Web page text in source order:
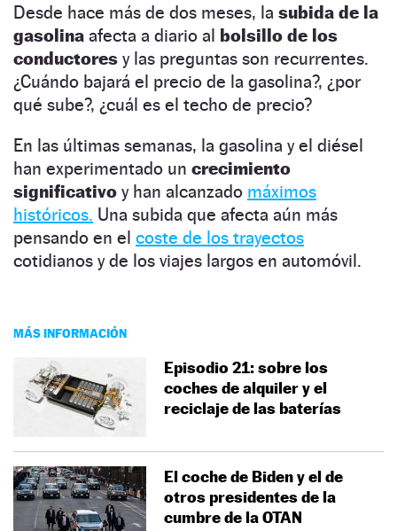
Desde hace más de dos meses, la subida de la
gasolina afecta a diario al bolsillo de los
conductores y las preguntas son recurrentes.
¿Cuándo bajará el precio de la gasolina?, ¿por
qué sube?, ¿cuál es el techo de precio?
En las últimas semanas, la gasolina y el diésel
han experimentado un crecimiento
significativo y han alcanzado máximos
históricos. Una subida que afecta aún más
pensando en el coste de los trayectos
cotidianos y de los viajes largos en automóvil.
MÁS INFORMACIÓN
Episodio 21: sobre los
coches de alquiler y el
reciclaje de las baterías
El coche de Biden y el de
otros presidentes de la
cumbre de la OTAN